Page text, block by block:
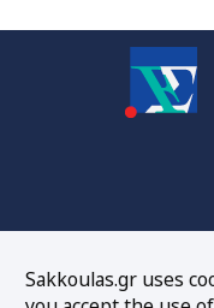
Sakkoulas.gr uses